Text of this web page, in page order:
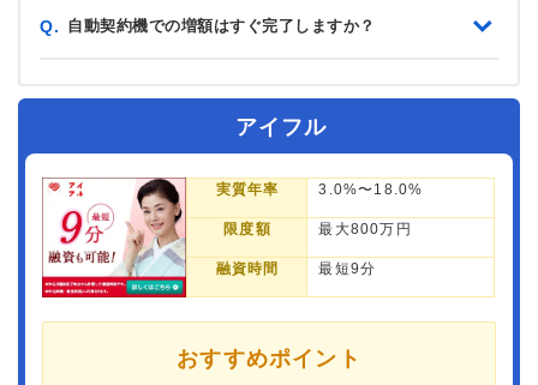
Q. 自動契約機での増額はすぐ完了しますか？
アイフル
実質年率 3.0%〜18.0%
限度額 最大800万円
融資時間 最短9分
おすすめポイント